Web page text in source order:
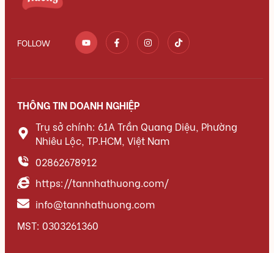
FOLLOW
THÔNG TIN DOANH NGHIỆP
Trụ sở chính: 61A Trần Quang Diệu, Phường
Nhiêu Lộc, TP.HCM, Việt Nam
02862678912
https://tannhathuong.com/
info@tannhathuong.com
MST: 0303261360